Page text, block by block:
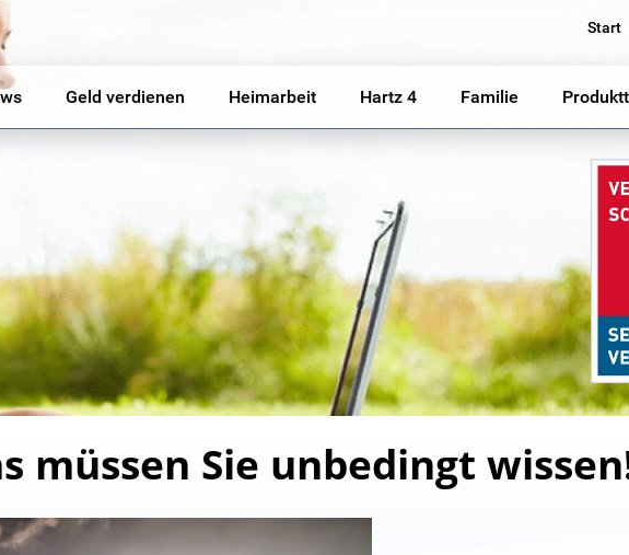
Start
Geld verdienen Heimarbeit Hartz 4 Familie
müssen Sie unbedingt